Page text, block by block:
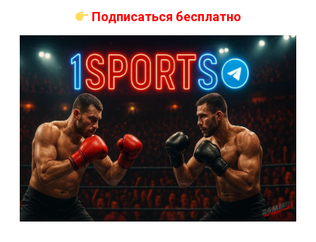
Новости ММА Прямая трансляция UFC
UFC Fight Night 152 прямая
трансляция
7 лет тому назад Решит Сабитов
Где и когда смотреть трансляцию UFC Fight Night
Подписаться бесплатно